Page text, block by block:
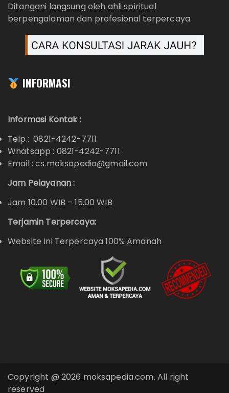
Ditangani langsung oleh ahli spiritual
berpengalaman dan profesional terpercaya.
INFORMASI
Informasi Kontak :
Telp.: 0821-4242-7711
Whatsapp : 0821-4242-7711
Email : cs.moksapedia@gmail.com
Jam Pelayanan :
Jam 10.00 WIB – 15.00 WIB
Terjamin Terpercaya:
Website Ini Terpercaya 100% Amanah
Copyright @ 2026 moksapedia.com. All right
reserved